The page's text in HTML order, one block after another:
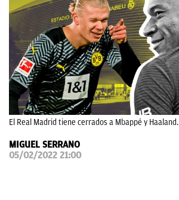
El Real Madrid tiene cerrados a Mbappé y Haaland.
MIGUEL SERRANO
05/02/2022 21:00